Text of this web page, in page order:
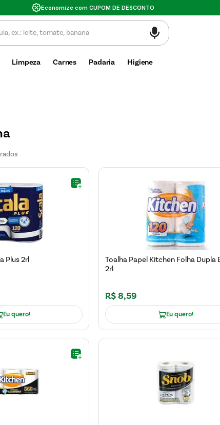
Valor mínimo de compra $30
Limpeza Carnes Padaria Higiene
Plus 2rl
Eu quero!
Toalha Papel Kitchen Folha Dupla
2rl
R$8,59
Eu quero!